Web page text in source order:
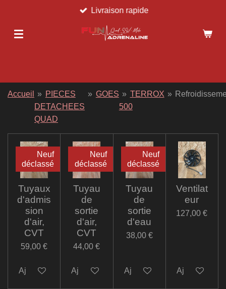
contenu
Livraison rapide
Accueil » PIECES
DETACHEES
QUAD
» GOES » TERROX
500
»
Neuf
déclassé
Tuyaux
d'admis
sion
d'air,
CVT
59,00 €
Ajouter au panier
Neuf
déclassé
Tuyau
de
sortie
d'air,
CVT
44,00 €
Ajouter au panier
Neuf
déclassé
Tuyau
de
sortie
d'eau
38,00 €
Ajouter au panier
Ventilat
eur
127,00 €
Ajouter au